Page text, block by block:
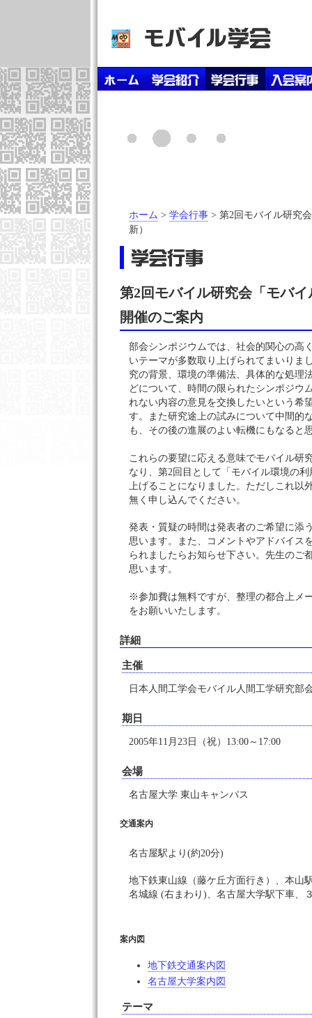
ホーム > 学会行事 > 第2回モバイル研究
新）
第2回モバイル研究会「モバ
開催のご案内
部会シンポジウムでは、社会的関心の高
いテーマが多数取り上げられてまいりま
究の背景、環境の準備法、具体的な処理
どについて、時間の限られたシンポジウ
れない内容の意見を交換したいという希
す。また研究途上の試みについて中間的
も、その後の進展のよい転機にもなると
これらの要望に応える意味でモバイル研
なり、第2回目として「モバイル環境の
上げることになりました。ただしこれ以
無く申し込んでください。
発表・質疑の時間は発表者のご希望に添
思います。また、コメントやアドバイス
られましたらお知らせ下さい。先生のご
思います。
※参加費は無料ですが、整理の都合上メ
をお願いいたします。
詳細
主催
日本人間工学会モバイル人間工学研究部
期日
2005年11月23日（祝）13:00～17:00
会場
名古屋大学 東山キャンパス
交通案内
名古屋駅より(約20分)
地下鉄東山線（藤ケ丘方面行き）、本山
名城線 (右まわり)、名古屋大学駅下車、
案内図
地下鉄交通案内図
名古屋大学案内図
テーマ